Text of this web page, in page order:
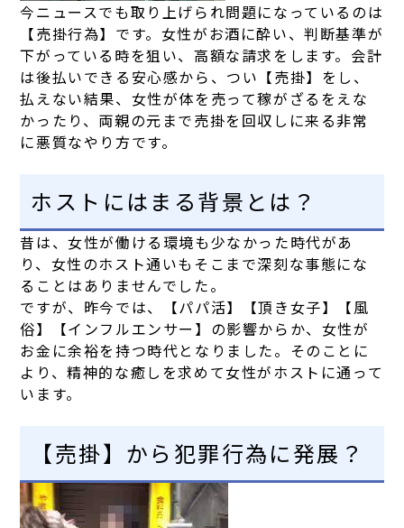
今ニュースでも取り上げられ問題になっているのは
【売掛行為】です。女性がお酒に酔い、判断基準が
下がっている時を狙い、高額な請求をします。会計
は後払いできる安心感から、つい【売掛】をし、
払えない結果、女性が体を売って稼がざるをえな
かったり、両親の元まで売掛を回収しに来る非常
に悪質なやり方です。
ホストにはまる背景とは？
昔は、女性が働ける環境も少なかった時代があ
り、女性のホスト通いもそこまで深刻な事態にな
ることはありませんでした。
ですが、昨今では、【パパ活】【頂き女子】【風
俗】【インフルエンサー】の影響からか、女性が
お金に余裕を持つ時代となりました。そのことに
より、精神的な癒しを求めて女性がホストに通って
います。
【売掛】から犯罪行為に発展？